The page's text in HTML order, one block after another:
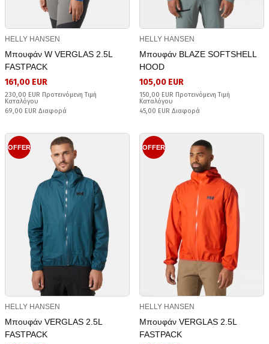
HELLY HANSEN
Μπουφάν W VERGLAS 2.5L
FASTPACK
161,00 EUR
230,00 EUR Προτεινόμενη Τιμή
Καταλόγου
69,00 EUR Διαφορά
HELLY HANSEN
Μπουφάν BLAZE SOFTSHELL
HOOD
105,00 EUR
150,00 EUR Προτεινόμενη Τιμή
Καταλόγου
45,00 EUR Διαφορά
OFFER
HELLY HANSEN
Μπουφάν VERGLAS 2.5L
FASTPACK
OFFER
HELLY HANSEN
Μπουφάν VERGLAS 2.5L
FASTPACK